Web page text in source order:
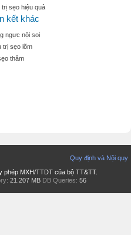
trị sẹo hiệu quả
kết khác
ngực nội soi
trị sẹo lõm
thâm
Quy định và Nội quy
phép MXH/TTDT của bộ TT&TT.
21.207 MB DB Queries: 56